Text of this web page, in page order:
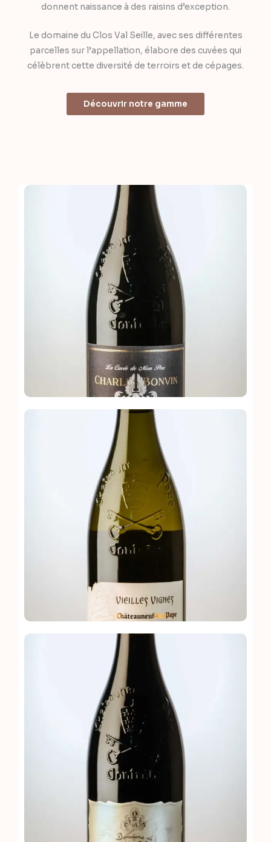
donnent naissance à des raisins d’exception.
Le domaine du Clos Val Seille, avec ses différentes
parcelles sur l’appellation, élabore des cuvées qui
célèbrent cette diversité de terroirs et de cépages.
Découvrir notre gamme